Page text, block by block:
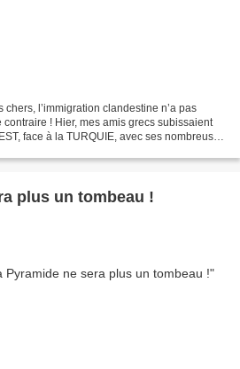
l’immigration clandestine n’a pas
contraire ! Hier, mes amis grecs subissaient
face à la TURQUIE, avec ses nombreuses
plus un tombeau !